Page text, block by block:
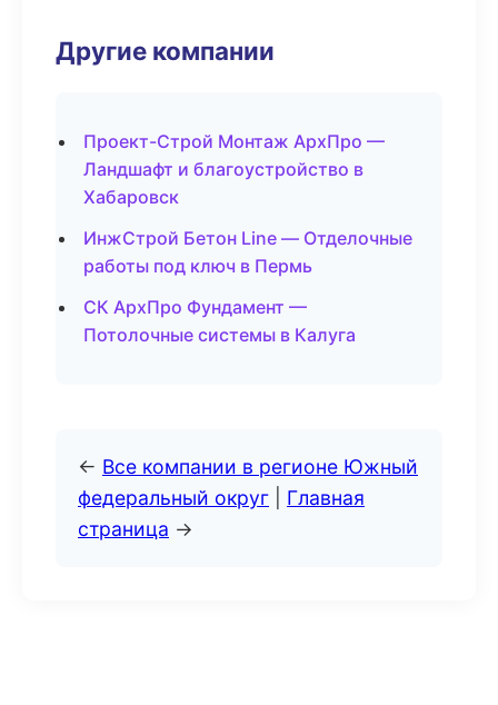
Другие компании
Проект-Строй Монтаж АрхПро —
Ландшафт и благоустройство в
Хабаровск
ИнжСтрой Бетон Line — Отделочные
работы под ключ в Пермь
СК АрхПро Фундамент —
Потолочные системы в Калуга
← Все компании в регионе Южный
федеральный округ
Главная
страница →